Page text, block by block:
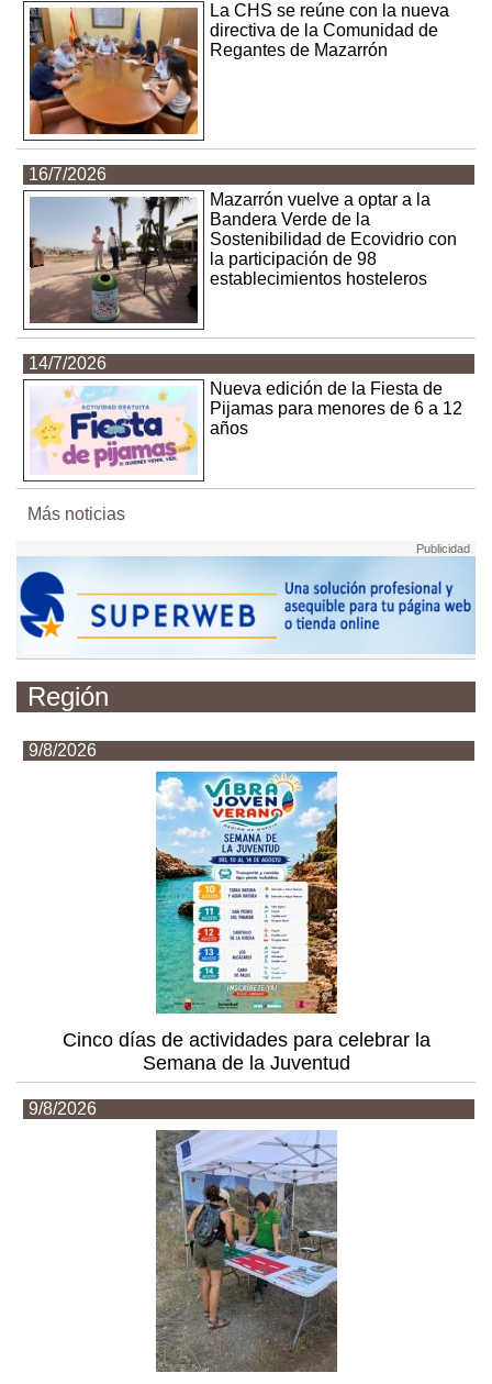
La CHS se reúne con la nueva
directiva de la Comunidad de
Regantes de Mazarrón
16/7/2026
Mazarrón vuelve a optar a la
Bandera Verde de la
Sostenibilidad de Ecovidrio con
la participación de 98
establecimientos hosteleros
14/7/2026
Nueva edición de la Fiesta de
Pijamas para menores de 6 a 12
años
Más noticias
Región
9/8/2026
Cinco días de actividades para celebrar la
Semana de la Juventud
9/8/2026